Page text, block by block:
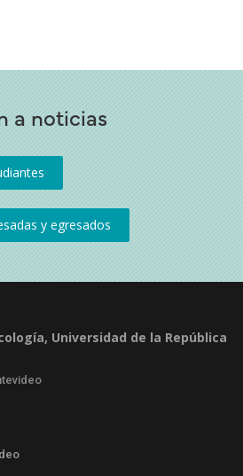
a noticias
Universidad de la República